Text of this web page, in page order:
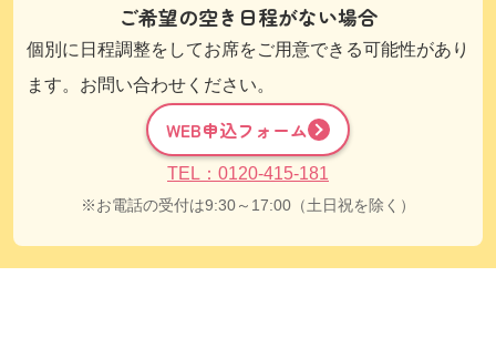
ご希望の空き日程がない場合
個別に日程調整をしてお席をご用意できる可能性があり
ます。お問い合わせください。
WEB申込フォーム
TEL：0120-415-181
お電話の受付は9:30～17:00（土日祝を除く）